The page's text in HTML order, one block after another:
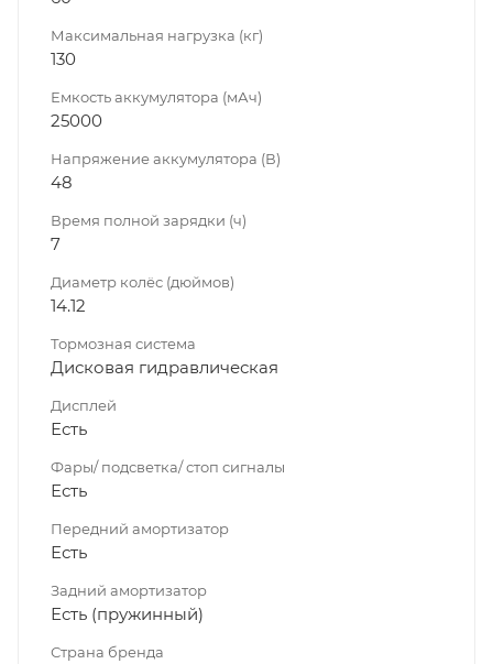
Максимальная нагрузка (кг)
130
Емкость аккумулятора (мАч)
25000
Напряжение аккумулятора (В)
48
Время полной зарядки (ч)
7
Диаметр колёс (дюймов)
14.12
Тормозная система
Дисковая гидравлическая
Дисплей
Есть
Фары/ подсветка/ стоп сигналы
Есть
Передний амортизатор
Есть
Задний амортизатор
Есть (пружинный)
Страна бренда